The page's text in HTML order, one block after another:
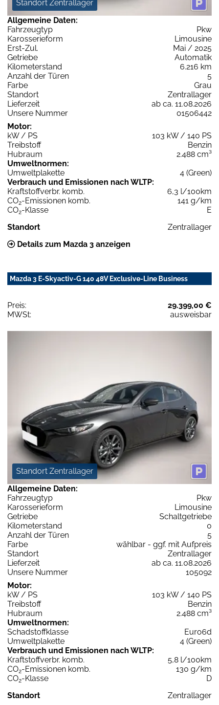
Standort Zentrallager
Allgemeine Daten:
Fahrzeugtyp
Pkw
Karosserieform
Limousine
Erst-Zul.
Mai / 2025
Getriebe
Automatik
Kilometerstand
6.216 km
Anzahl der Türen
5
Farbe
Grau
Standort
Zentrallager
Lieferzeit
ab ca. 11.08.2026
Unsere Nummer
01506442
Motor:
kW / PS
103 kW / 140 PS
Treibstoff
Benzin
Hubraum
2.488 cm³
Umweltnormen:
Umweltplakette
4 (Green)
Verbrauch und Emissionen nach WLTP:
Kraftstoffverbr. komb.
6,3 l/100km
CO2-Emissionen komb.
141 g/km
CO2-Klasse
E
Standort
Zentrallager
Details zum Mazda 3 anzeigen
Mazda 3 E-Skyactiv-G 140 48V Exclusive-Line Business
Preis:
29.399,00 €
MWSt:
ausweisbar
Standort Zentrallager
Allgemeine Daten:
Fahrzeugtyp
Pkw
Karosserieform
Limousine
Getriebe
Schaltgetriebe
Kilometerstand
0
Anzahl der Türen
5
Farbe
wählbar - ggf. mit Aufpreis
Standort
Zentrallager
Lieferzeit
ab ca. 11.08.2026
Unsere Nummer
105092
Motor:
kW / PS
103 kW / 140 PS
Treibstoff
Benzin
Hubraum
2.488 cm³
Umweltnormen:
Schadstoffklasse
Euro6d
Umweltplakette
4 (Green)
Verbrauch und Emissionen nach WLTP:
Kraftstoffverbr. komb.
5,8 l/100km
CO2-Emissionen komb.
130 g/km
CO2-Klasse
D
Standort
Zentrallager